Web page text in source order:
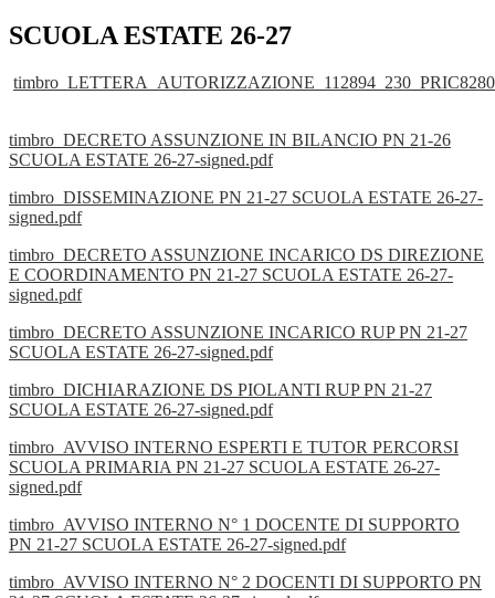
SCUOLA ESTATE 26-27
timbro_DECRETO ASSUNZIONE IN BILANCIO PN 21-26
SCUOLA ESTATE 26-27-signed.pdf
timbro_DISSEMINAZIONE PN 21-27 SCUOLA ESTATE 26-27-
signed.pdf
timbro_DECRETO ASSUNZIONE INCARICO DS DIREZIONE
E COORDINAMENTO PN 21-27 SCUOLA ESTATE 26-27-
signed.pdf
timbro_DECRETO ASSUNZIONE INCARICO RUP PN 21-27
SCUOLA ESTATE 26-27-signed.pdf
timbro_DICHIARAZIONE DS PIOLANTI RUP PN 21-27
SCUOLA ESTATE 26-27-signed.pdf
timbro_AVVISO INTERNO ESPERTI E TUTOR PERCORSI
SCUOLA PRIMARIA PN 21-27 SCUOLA ESTATE 26-27-
signed.pdf
timbro_AVVISO INTERNO N° 1 DOCENTE DI SUPPORTO
PN 21-27 SCUOLA ESTATE 26-27-signed.pdf
timbro_AVVISO INTERNO N° 2 DOCENTI DI SUPPORTO PN